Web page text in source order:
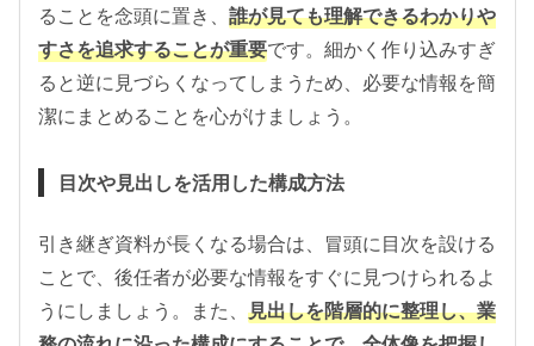
ることを念頭に置き、 誰が見ても理解できるわかりや
すさを追求することが重要です。細かく作り込みすぎ
ると逆に見づらくなってしまうため、必要な情報を簡
潔にまとめることを心がけましょう。
目次や見出しを活用した構成方法
引き継ぎ資料が長くなる場合は、冒頭に目次を設ける
ことで、後任者が必要な情報をすぐに見つけられるよ
うにしましょう。また、 見出しを階層的に整理し、業